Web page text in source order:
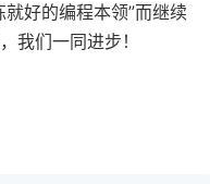
好的编程本领”而继续
我们一同进步！